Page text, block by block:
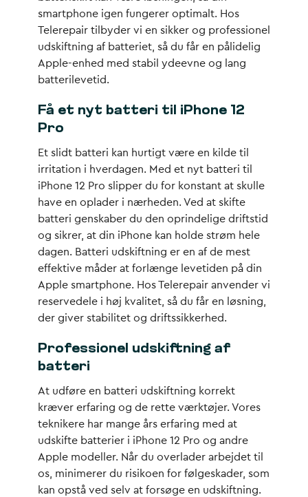
smartphone igen fungerer optimalt. Hos
Telerepair tilbyder vi en sikker og professionel
udskiftning af batteriet, så du får en pålidelig
Apple-enhed med stabil ydeevne og lang
batterilevetid.
Få et nyt batteri til iPhone 12
Pro
Et slidt batteri kan hurtigt være en kilde til
irritation i hverdagen. Med et nyt batteri til
iPhone 12 Pro slipper du for konstant at skulle
have en oplader i nærheden. Ved at skifte
batteri genskaber du den oprindelige driftstid
og sikrer, at din iPhone kan holde strøm hele
dagen. Batteri udskiftning er en af de mest
effektive måder at forlænge levetiden på din
Apple smartphone. Hos Telerepair anvender vi
reservedele i høj kvalitet, så du får en løsning,
der giver stabilitet og driftssikkerhed.
Professionel udskiftning af
batteri
At udføre en batteri udskiftning korrekt
kræver erfaring og de rette værktøjer. Vores
teknikere har mange års erfaring med at
udskifte batterier i iPhone 12 Pro og andre
Apple modeller. Når du overlader arbejdet til
os, minimerer du risikoen for følgeskader, som
kan opstå ved selv at forsøge en udskiftning.